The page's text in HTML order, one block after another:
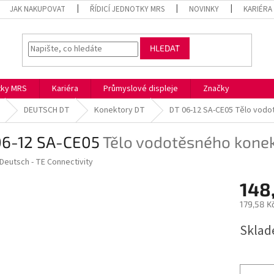
JAK NAKUPOVAT ŘÍDICÍ JEDNOTKY MRS NOVINKY KARIÉRA
HLEDAT
MRS Kariéra Průmyslové displeje
Značky
DEUTSCH DT Konektory DT DT 06-12 SA-CE05 Tělo
12 SA-CE05Tělo vodotěsného
Deutsch - TE Connectivity
179,58
cena: